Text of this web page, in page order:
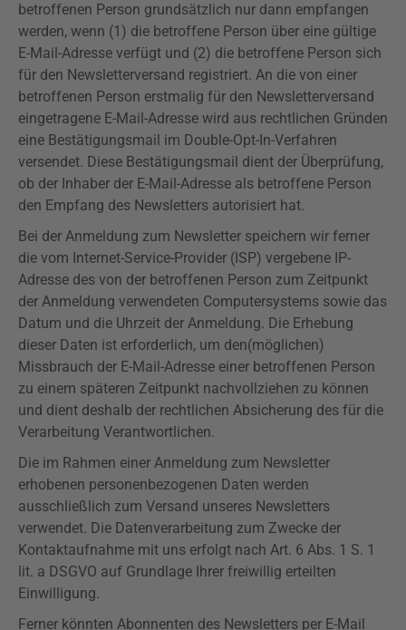
betroffenen Person grundsätzlich nur dann empfangen
werden, wenn (1) die betroffene Person über eine gültige
E-Mail-Adresse verfügt und (2) die betroffene Person sich
für den Newsletterversand registriert. An die von einer
betroffenen Person erstmalig für den Newsletterversand
eingetragene E-Mail-Adresse wird aus rechtlichen Gründen
eine Bestätigungsmail im Double-Opt-In-Verfahren
versendet. Diese Bestätigungsmail dient der Überprüfung,
ob der Inhaber der E-Mail-Adresse als betroffene Person
den Empfang des Newsletters autorisiert hat.
Bei der Anmeldung zum Newsletter speichern wir ferner
die vom Internet-Service-Provider (ISP) vergebene IP-
Adresse des von der betroffenen Person zum Zeitpunkt
der Anmeldung verwendeten Computersystems sowie das
Datum und die Uhrzeit der Anmeldung. Die Erhebung
dieser Daten ist erforderlich, um den(möglichen)
Missbrauch der E-Mail-Adresse einer betroffenen Person
zu einem späteren Zeitpunkt nachvollziehen zu können
und dient deshalb der rechtlichen Absicherung des für die
Verarbeitung Verantwortlichen.
Die im Rahmen einer Anmeldung zum Newsletter
erhobenen personenbezogenen Daten werden
ausschließlich zum Versand unseres Newsletters
verwendet. Die Datenverarbeitung zum Zwecke der
Kontaktaufnahme mit uns erfolgt nach Art. 6 Abs. 1 S. 1
lit. a DSGVO auf Grundlage Ihrer freiwillig erteilten
Einwilligung.
Ferner könnten Abonnenten des Newsletters per E-Mail